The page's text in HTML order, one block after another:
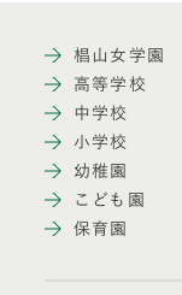
椙山女学園
高等学校
中学校
小学校
幼稚園
こども園
保育園